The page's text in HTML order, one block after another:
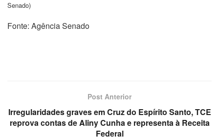
Senado)
Fonte: Agência Senado
Post Anterior
Irregularidades graves em Cruz do Espírito Santo, TCE
reprova contas de Aliny Cunha e representa à Receita
Federal